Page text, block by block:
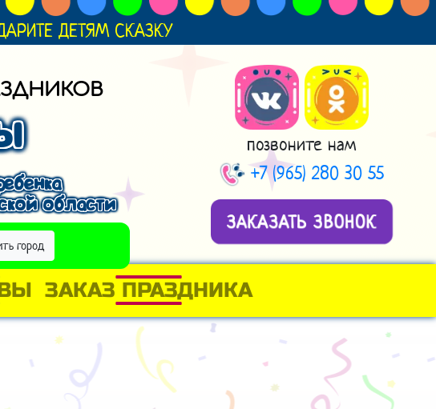
ДЕТЯМ СКАЗКУ
области
город
позвоните нам
+7 (965) 280 30 55
ЗАКАЗАТЬ ЗВОНОК
ЗАКАЗ ПРАЗДНИКА